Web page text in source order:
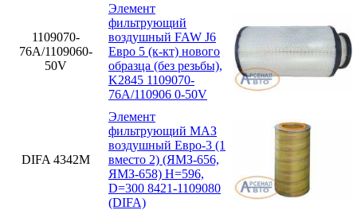
1109070-
76А/1109060-
50V
Элемент
фильтрующий
воздушный FAW J6
Евро 5 (к-кт) нового
образца (без резьбы),
K2845 1109070-
76А/110906 0-50V
DIFA 4342М
Элемент
фильтрующий МАЗ
воздушный Евро-3 (1
вместо 2) (ЯМЗ-656,
ЯМЗ-658) H=596,
D=300 8421-1109080
(DIFA)